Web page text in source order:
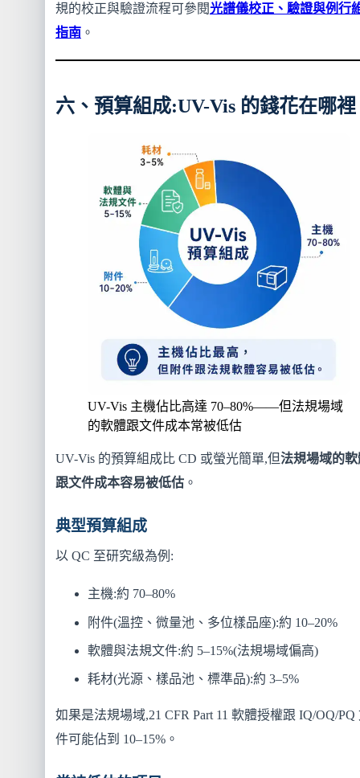
規的校正與驗證流程可參閱光譜儀校正、驗證與例行
指南。
六、預算組成:UV-Vis 的錢花在哪裡
UV-Vis 主機佔比高達 70–80%——但法規場域
的軟體跟文件成本常被低估
UV-Vis 的預算組成比 CD 或螢光簡單,但法規場域的軟
跟文件成本容易被低估。
典型預算組成
以 QC 至研究級為例:
主機:約 70–80%
附件(溫控、微量池、多位樣品座):約 10–20%
軟體與法規文件:約 5–15%(法規場域偏高)
耗材(光源、樣品池、標準品):約 3–5%
如果是法規場域,21 CFR Part 11 軟體授權跟 IQ/OQ/PQ
件可能佔到 10–15%。